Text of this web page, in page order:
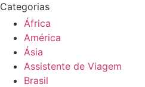
Categorias
África
América
Ásia
Assistente de Viagem
Brasil